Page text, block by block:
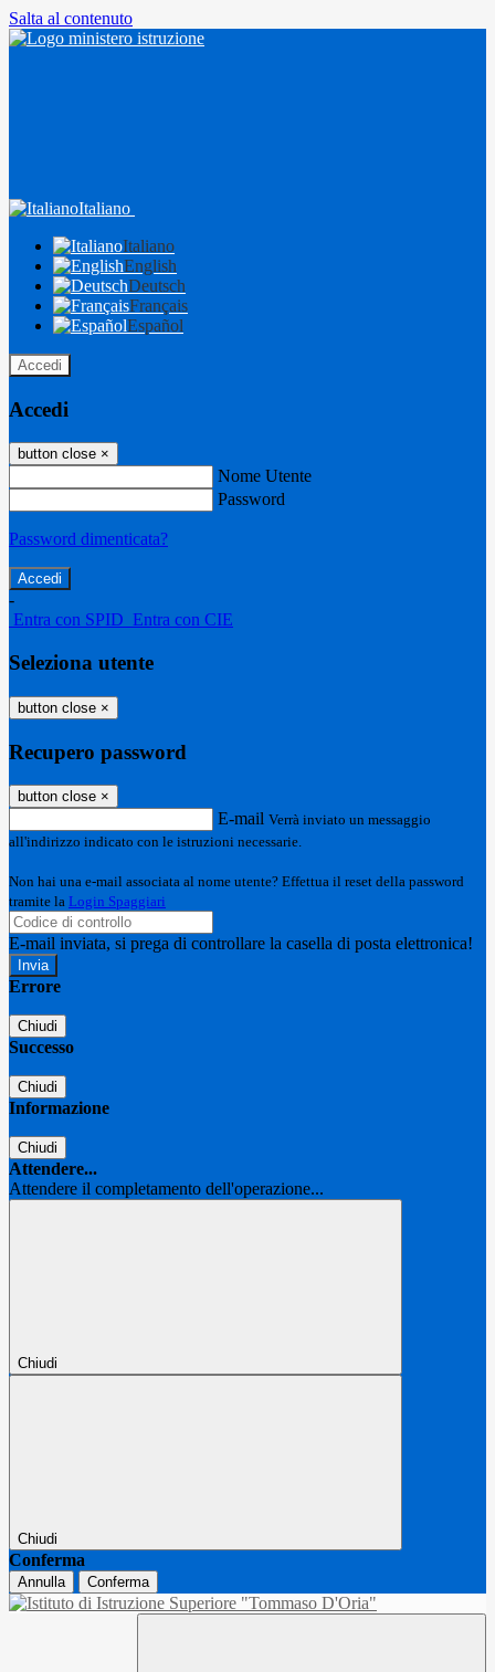
Salta al contenuto
Italiano
Italiano
English
Deutsch
Français
Español
Accedi
Accedi
button close ×
Nome Utente
Password
Password dimenticata?
-
Entra con SPID Entra con CIE
Seleziona utente
button close ×
Recupero password
button close ×
E-mail Verrà inviato un messaggio
all'indirizzo indicato con le istruzioni necessarie.
Non hai una e-mail associata al nome utente? Effettua il reset della password
tramite la Login Spaggiari
E-mail inviata, si prega di controllare la casella di posta elettronica!
Errore
Chiudi
Successo
Chiudi
Informazione
Chiudi
Attendere...
Attendere il completamento dell'operazione...
Chiudi
Chiudi
Conferma
Annulla Conferma